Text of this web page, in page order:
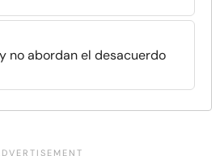
no abordan el desacuerdo